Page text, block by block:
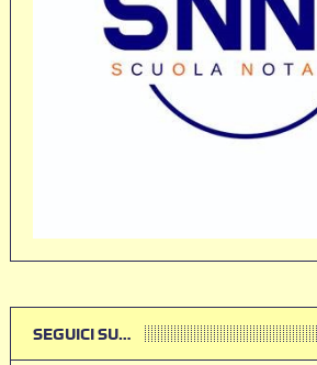
SEGUICI SU…